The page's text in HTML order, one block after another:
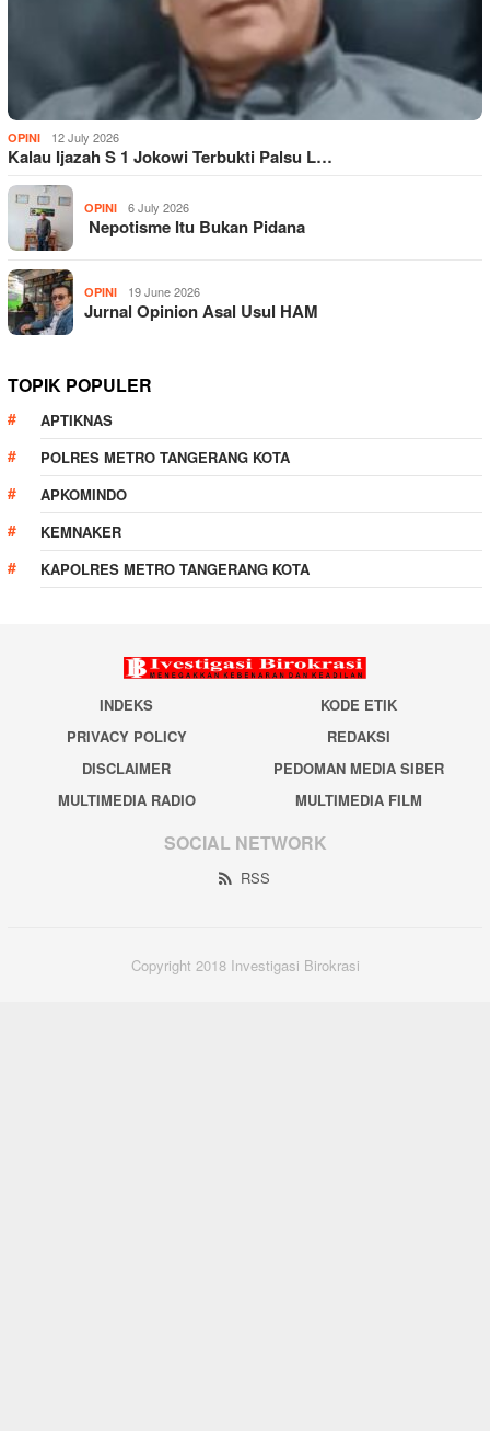
OPINI 12 July 2026
Kalau Ijazah S 1 Jokowi Terbukti Palsu L…
OPINI 6 July 2026
Nepotisme Itu Bukan Pidana
OPINI 19 June 2026
Jurnal Opinion Asal Usul HAM
TOPIK POPULER
APTIKNAS
POLRES METRO TANGERANG KOTA
APKOMINDO
KEMNAKER
KAPOLRES METRO TANGERANG KOTA
INDEKS
KODE ETIK
PRIVACY POLICY
REDAKSI
DISCLAIMER
PEDOMAN MEDIA SIBER
MULTIMEDIA RADIO
MULTIMEDIA FILM
SOCIAL NETWORK
RSS
Copyright 2018 Investigasi Birokrasi